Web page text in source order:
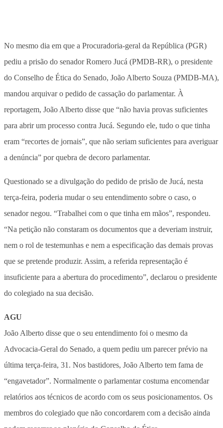
No mesmo dia em que a Procuradoria-geral da República (PGR)
pediu a prisão do senador Romero Jucá (PMDB-RR), o presidente
do Conselho de Ética do Senado, João Alberto Souza (PMDB-MA),
mandou arquivar o pedido de cassação do parlamentar. À
reportagem, João Alberto disse que “não havia provas suficientes
para abrir um processo contra Jucá. Segundo ele, tudo o que tinha
eram “recortes de jornais”, que não seriam suficientes para averiguar
a denúncia” por quebra de decoro parlamentar.
Questionado se a divulgação do pedido de prisão de Jucá, nesta
terça-feira, poderia mudar o seu entendimento sobre o caso, o
senador negou. “Trabalhei com o que tinha em mãos”, respondeu.
“Na petição não constaram os documentos que a deveriam instruir,
nem o rol de testemunhas e nem a especificação das demais provas
que se pretende produzir. Assim, a referida representação é
insuficiente para a abertura do procedimento”, declarou o presidente
do colegiado na sua decisão.
AGU
João Alberto disse que o seu entendimento foi o mesmo da
Advocacia-Geral do Senado, a quem pediu um parecer prévio na
última terça-feira, 31. Nos bastidores, João Alberto tem fama de
“engavetador”. Normalmente o parlamentar costuma encomendar
relatórios aos técnicos de acordo com os seus posicionamentos. Os
membros do colegiado que não concordarem com a decisão ainda